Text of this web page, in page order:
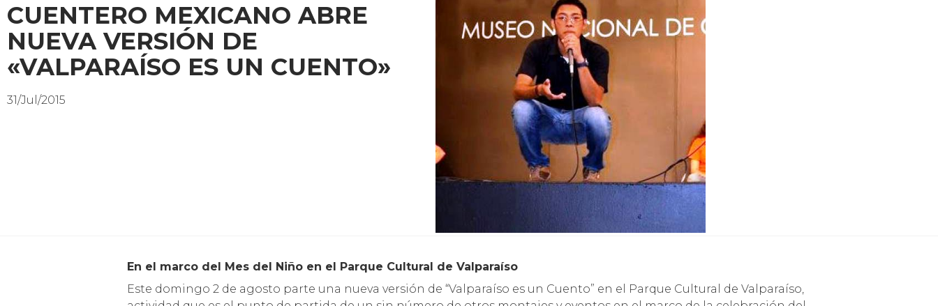
CUENTERO MEXICANO ABRE
NUEVA VERSIÓN DE
«VALPARAÍSO ES UN CUENTO»
31/Jul/2015
En el marco del Mes del Niño en el Parque Cultural de Valparaíso
Este domingo 2 de agosto parte una nueva versión de “Valparaíso es un Cuento” en el Parque Cultural de Valparaíso,